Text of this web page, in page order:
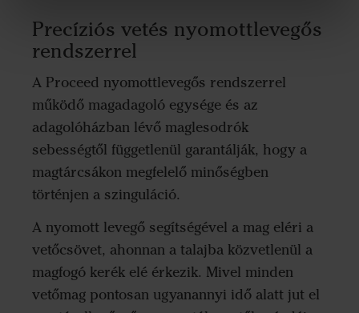
Precíziós vetés nyomottlevegős
rendszerrel
A Proceed nyomottlevegős rendszerrel
működő magadagoló egysége és az
adagolóházban lévő maglesodrók
sebességtől függetlenül garantálják, hogy a
magtárcsákon megfelelő minőségben
történjen a szinguláció.
A nyomott levegő segítségével a mag eléri a
vetőcsövet, ahonnan a talajba közvetlenül a
magfogó kerék elé érkezik. Mivel minden
vetőmag pontosan ugyanannyi idő alatt jut el